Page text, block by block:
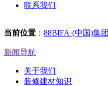
联系我们
当前位置 ： 88BIFA·(中国)集团
新闻导航
关于我们
装修建材知识